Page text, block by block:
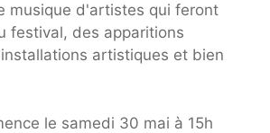
musique d'artistes qui feront
festival, des apparitions
artistiques et bien
le samedi 30 mai à 15h